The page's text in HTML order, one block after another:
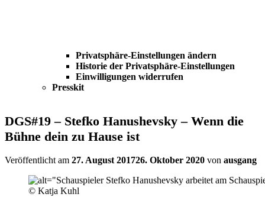
Privatsphäre-Einstellungen ändern
Historie der Privatsphäre-Einstellungen
Einwilligungen widerrufen
Presskit
DGS#19 – Stefko Hanushevsky – Wenn die
Bühne dein zu Hause ist
Veröffentlicht am 27. August 201726. Oktober 2020 von ausgang
© Katja Kuhl